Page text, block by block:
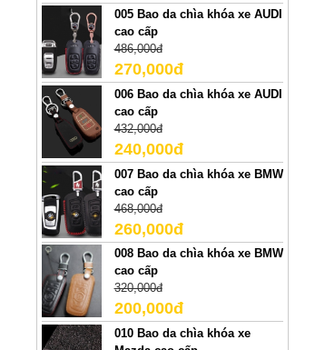
005 Bao da chìa khóa xe AUDI
cao cấp
486,000đ
270,000đ
006 Bao da chìa khóa xe AUDI
cao cấp
432,000đ
240,000đ
007 Bao da chìa khóa xe BMW
cao cấp
468,000đ
260,000đ
008 Bao da chìa khóa xe BMW
cao cấp
320,000đ
200,000đ
010 Bao da chìa khóa xe